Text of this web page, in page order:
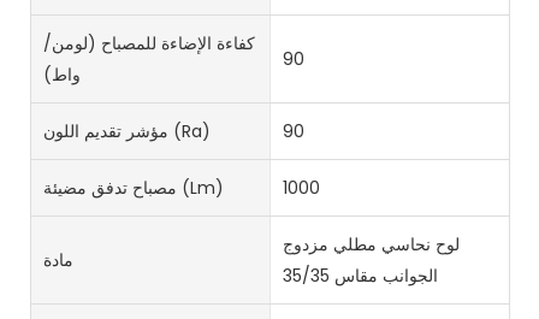
كفاءة الإضاءة للمصباح (لومن/
واط)
90
مؤشر تقديم اللون (Ra) 90
مصباح تدفق مضيئة (lm) 1000
مادة
لوح نحاسي مطلي مزدوج
الجوانب مقاس 35/35